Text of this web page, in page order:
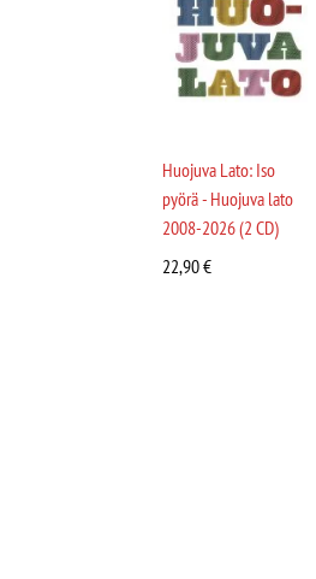
Huojuva Lato: Iso
pyörä - Huojuva lato
2008-2026 (2 CD)
22,90€